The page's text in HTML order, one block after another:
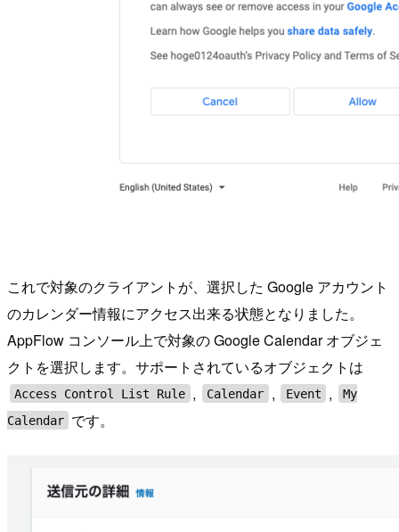
これで対象のクライアントが、選択した Google アカウント
のカレンダー情報にアクセス出来る状態となりました。
AppFlow コンソール上で対象の Google Calendar オブジェ
クトを選択します。サポートされているオブジェクトは
Access Control List Rule , Calendar , Event ,
My
Calendar です。